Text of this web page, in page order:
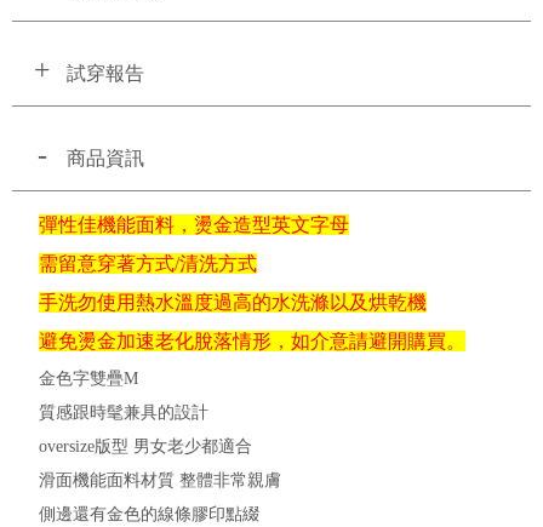
試穿報告
商品資訊
彈性佳機能面料，燙金造型英文字母
需留意穿著方式/清洗方式
手洗勿使用熱水溫度過高的水洗滌以及烘乾機
避免燙金加速老化脫落情形，如介意請避開購買。
金色字雙疊M
質感跟時髦兼具的設計
oversize版型 男女老少都適合
滑面機能面料材質 整體非常親膚
側邊還有金色的線條膠印點綴